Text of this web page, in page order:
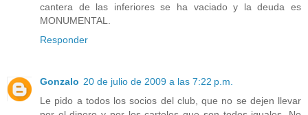
cantera de las inferiores se ha vaciado y la deuda es
MONUMENTAL.
Responder
Gonzalo 20 de julio de 2009 a las 7:22 p.m.
Le pido a todos los socios del club, que no se dejen llevar